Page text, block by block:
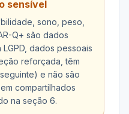
sensível
sono, peso,
Q+ são dados
dados pessoais
reforçada, têm
e não são
compartilhados
na seção 6.